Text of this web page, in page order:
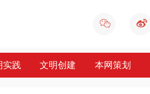
实践 文明创建 本网策划